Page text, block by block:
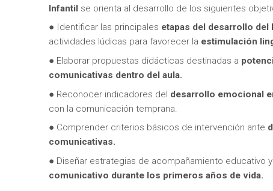
Infantilse orienta al desarrollo de los siguientes
● Identificar las principales etapas del desarrollo del
actividades lúdicas para favorecer la estimulación
● Elaborar propuestas didácticas destinadas a
comunicativas dentro del aula.
● Reconocer indicadores del desarrollo emocional
con la comunicación temprana.
● Comprender criterios básicos de intervención ante
comunicativas.
● Diseñar estrategias de acompañamiento educativo
comunicativo durante los primeros años de vida.